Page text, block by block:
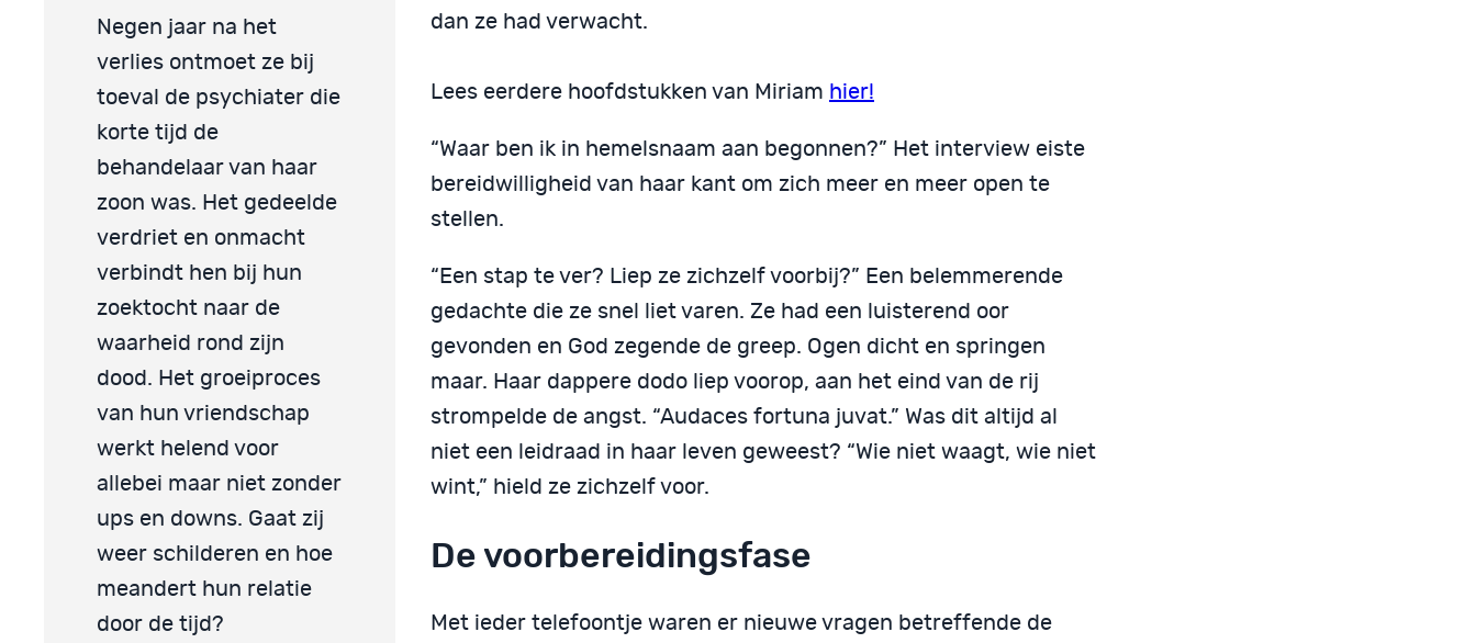
Negen jaar na het
verlies ontmoet ze bij
toeval de psychiater die
korte tijd de
behandelaar van haar
zoon was. Het gedeelde
verdriet en onmacht
verbindt hen bij hun
zoektocht naar de
waarheid rond zijn
dood. Het groeiproces
van hun vriendschap
werkt helend voor
allebei maar niet zonder
ups en downs. Gaat zij
weer schilderen en hoe
meandert hun relatie
door de tijd?
dan ze had verwacht.
Lees eerdere hoofdstukken van Miriam hier!
“Waar ben ik in hemelsnaam aan begonnen?” Het interview eiste
bereidwilligheid van haar kant om zich meer en meer open te
stellen.
“Een stap te ver? Liep ze zichzelf voorbij?” Een belemmerende
gedachte die ze snel liet varen. Ze had een luisterend oor
gevonden en God zegende de greep. Ogen dicht en springen
maar. Haar dappere dodo liep voorop, aan het eind van de rij
strompelde de angst. “Audaces fortuna juvat.” Was dit altijd al
niet een leidraad in haar leven geweest? “Wie niet waagt, wie niet
wint,” hield ze zichzelf voor.
De voorbereidingsfase
Met ieder telefoontje waren er nieuwe vragen betreffende de